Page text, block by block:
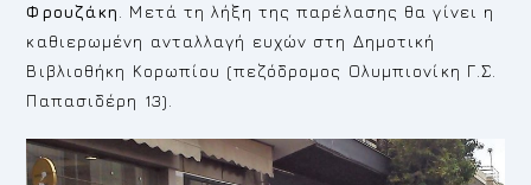
Φρουζάκη
. Μετά τη λήξη της παρέλασης θα γίνει η
καθιερωμένη ανταλλαγή ευχών στη Δημοτική
Βιβλιοθήκη Κορωπίου (πεζόδρομος Ολυμπιονίκη Γ.Σ.
Παπασιδέρη 13).